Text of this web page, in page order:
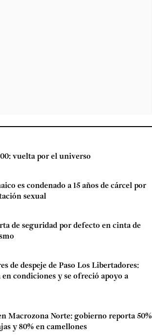
vuelta por el universo
es condenado a 15 años de cárcel por
sexual
de seguridad por defecto en cinta de
de despeje de Paso Los Libertadores:
condiciones y se ofreció apoyo a
Macrozona Norte: gobierno reporta 50%
y 80% en camellones